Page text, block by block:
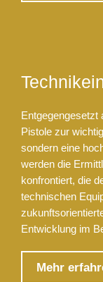
Entgegengesetzt
Pistole zur
sondern eine
werden die
konfrontiert, die
technischen
Entwicklung im
Mehr